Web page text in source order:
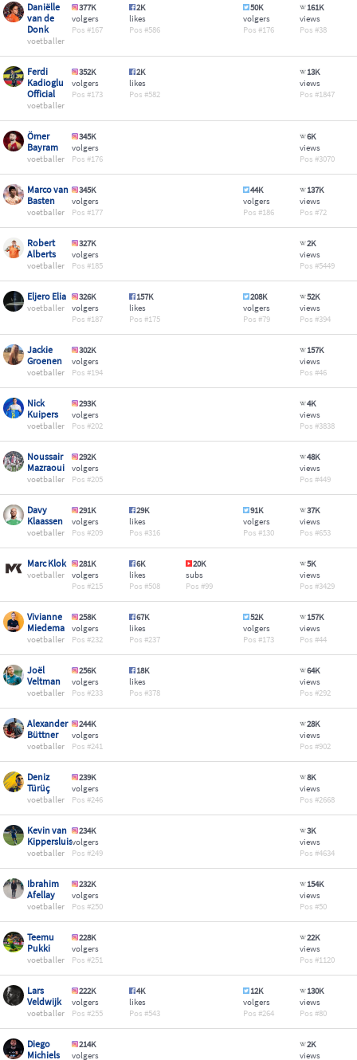
Daniëlle
van de
Donk
voetballer
377K
volgers
167
2K
likes
586
50K
volgers
176
161K
views
38
Ferdi
Kadioglu
Official
voetballer
352K
volgers
173
2K
likes
582
13K
views
1847
Ömer
Bayram
voetballer
345K
volgers
176
6K
views
3070
Marco van
Basten
voetballer
345K
volgers
177
44K
volgers
186
137K
views
72
Robert
Alberts
voetballer
327K
volgers
185
2K
views
5449
Eljero Elia
voetballer
326K
volgers
187
157K
likes
175
208K
volgers
79
52K
views
394
Jackie
Groenen
voetballer
302K
volgers
194
157K
views
46
Nick
Kuipers
voetballer
293K
volgers
202
4K
views
3838
Noussair
Mazraoui
voetballer
292K
volgers
205
48K
views
449
Davy
Klaassen
voetballer
291K
volgers
209
29K
likes
316
91K
volgers
130
37K
views
653
Marc Klok
voetballer
281K
volgers
215
6K
likes
508
20K
subs
99
5K
views
3429
Vivianne
Miedema
voetballer
258K
volgers
232
67K
likes
237
52K
volgers
173
157K
views
44
Joël
Veltman
voetballer
256K
volgers
233
18K
likes
378
64K
views
292
Alexander
Büttner
voetballer
244K
volgers
241
28K
views
902
Deniz
Türüç
voetballer
239K
volgers
246
8K
views
2668
Kevin van
Kippersluis
voetballer
234K
volgers
249
3K
views
4634
Ibrahim
Afellay
voetballer
232K
volgers
250
154K
views
50
Teemu
Pukki
voetballer
228K
volgers
251
22K
views
1120
Lars
Veldwijk
voetballer
222K
volgers
255
4K
likes
543
12K
volgers
264
130K
views
80
Diego
Michiels
214K
volgers
2K
views